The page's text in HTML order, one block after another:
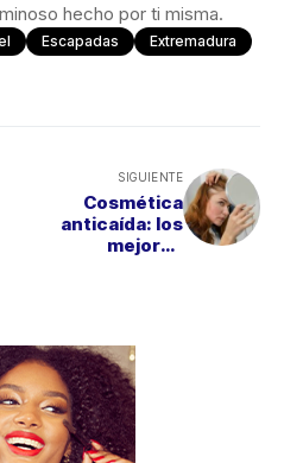
hecho por ti misma.
Escapadas
Extremadura
SIGUIENTE
Cosmética
anticaída: los
mejores